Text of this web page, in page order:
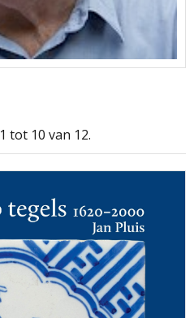
tot 10 van 12.